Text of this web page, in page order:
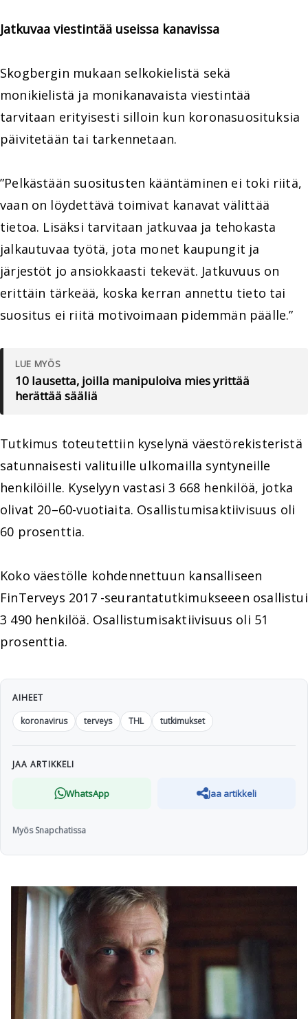
Jatkuvaa viestintää useissa kanavissa
Skogbergin mukaan selkokielistä sekä
monikielistä ja monikanavaista viestintää
tarvitaan erityisesti silloin kun koronasuosituksia
päivitetään tai tarkennetaan.
”Pelkästään suositusten kääntäminen ei toki riitä,
vaan on löydettävä toimivat kanavat välittää
tietoa. Lisäksi tarvitaan jatkuvaa ja tehokasta
jalkautuvaa työtä, jota monet kaupungit ja
järjestöt jo ansiokkaasti tekevät. Jatkuvuus on
erittäin tärkeää, koska kerran annettu tieto tai
suositus ei riitä motivoimaan pidemmän päälle.”
LUE MYÖS
10 lausetta, joilla manipuloiva mies yrittää
herättää sääliä
Tutkimus toteutettiin kyselynä väestörekisteristä
satunnaisesti valituille ulkomailla syntyneille
henkilöille. Kyselyyn vastasi 3 668 henkilöä, jotka
olivat 20–60-vuotiaita. Osallistumisaktiivisuus oli
60 prosenttia.
Koko väestölle kohdennettuun kansalliseen
FinTerveys 2017 -seurantatutkimukseeen osallistui
3 490 henkilöä. Osallistumisaktiivisuus oli 51
prosenttia.
AIHEET
koronavirus
terveys THL tutkimukset
JAA ARTIKKELI
WhatsApp Jaa artikkeli
Myös Snapchatissa